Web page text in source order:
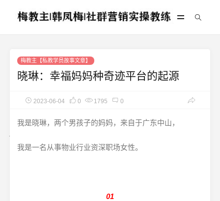
梅教主【私教学员故事文章】
晓琳：幸福妈妈种奇迹平台的起源
2023-06-04 0 1795 0
我是晓琳，两个男孩子的妈妈，来自于广东中山，
我是一名从事物业行业资深职场女性。
01